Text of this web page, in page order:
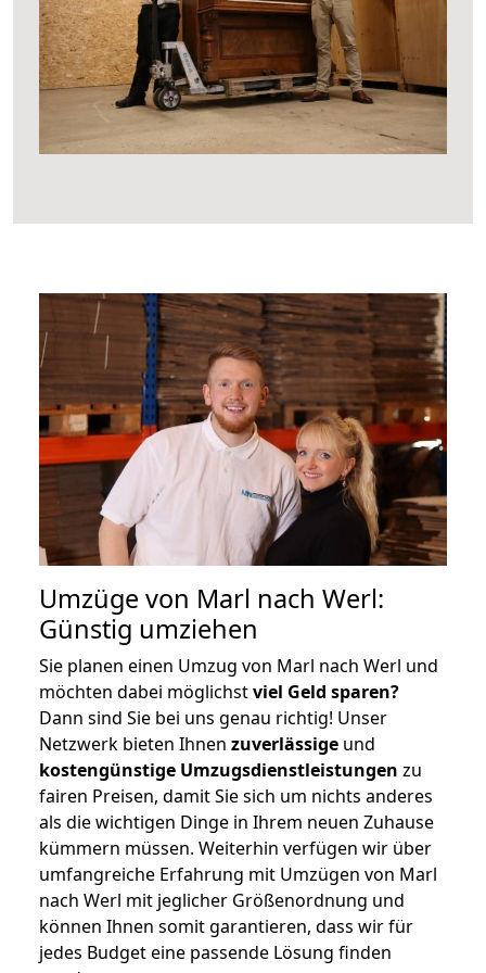
Umzüge von Marl nach Werl:
Günstig umziehen
Sie planen einen Umzug von Marl nach Werl und
möchten dabei möglichstviel Geld sparen?
Dann sind Sie bei uns genau richtig! Unser
Netzwerk bieten Ihnen zuverlässige und
kostengünstige Umzugsdienstleistungen zu
fairen Preisen, damit Sie sich um nichts anderes
als die wichtigen Dinge in Ihrem neuen Zuhause
kümmern müssen. Weiterhin verfügen wir über
umfangreiche Erfahrung mit Umzügen von Marl
nach Werl mit jeglicher Größenordnung und
können Ihnen somit garantieren, dass wir für
jedes Budget eine passende Lösung finden